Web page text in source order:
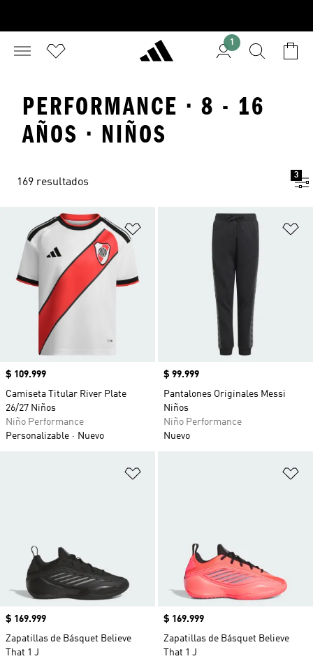
1
PERFORMANCE · 8 - 16
AÑOS · NIÑOS
169 resultados
3
Añadir a la lista de deseos
Precio
$ 109.999
Camiseta Titular River Plate
26/27 Niños
Niño Performance
Personalizable
Nuevo
Precio
$ 99.999
Pantalones Originales Messi
Niños
Niño Performance
Nuevo
Precio
$ 169.999
Zapatillas de Básquet Believe
That 1 J
Precio
$ 169.999
Zapatillas de Básquet Believe
That 1 J